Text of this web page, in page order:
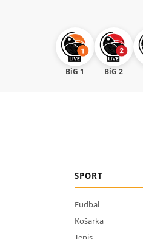
BiG 1 BiG 2
SPORT
Fudbal
Košarka